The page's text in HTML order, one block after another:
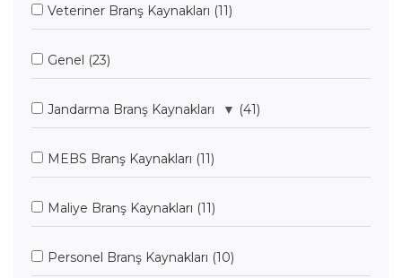
Veteriner Branş Kaynakları (11)
Genel (23)
Jandarma Branş Kaynakları ▼ (41)
MEBS Branş Kaynakları (11)
Maliye Branş Kaynakları (11)
Personel Branş Kaynakları (10)